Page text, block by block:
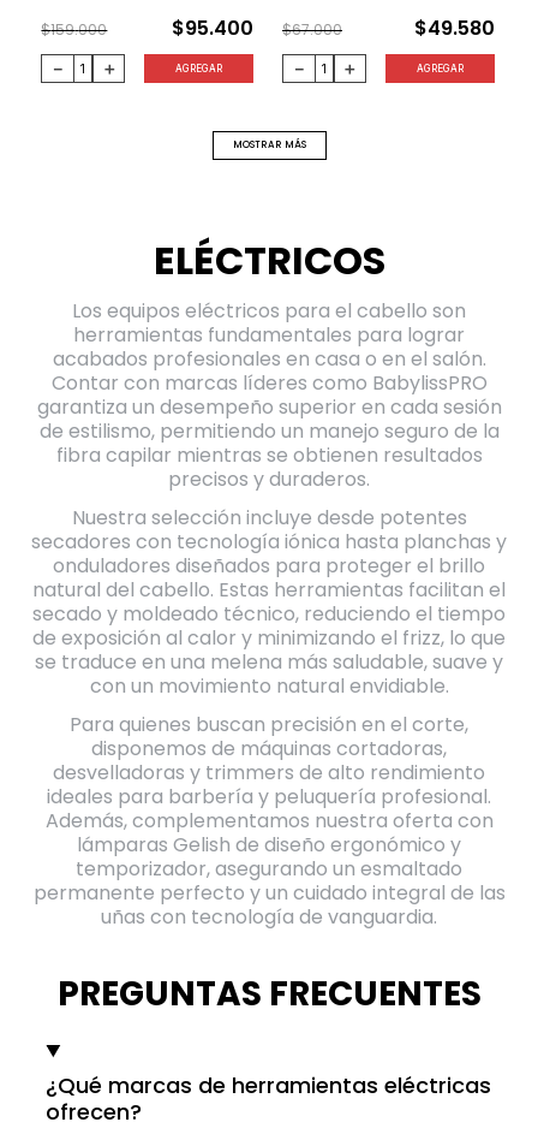
$159.000 $95.400
＋
－ AGREGAR
$67.000 $49.580
＋
－ AGREGAR
MOSTRAR MÁS
ELÉCTRICOS
Los equipos eléctricos para el cabello son
herramientas fundamentales para lograr
acabados profesionales en casa o en el salón.
Contar con marcas líderes como BabylissPRO
garantiza un desempeño superior en cada sesión
de estilismo, permitiendo un manejo seguro de la
fibra capilar mientras se obtienen resultados
precisos y duraderos.
Nuestra selección incluye desde potentes
secadores con tecnología iónica hasta planchas y
onduladores diseñados para proteger el brillo
natural del cabello. Estas herramientas facilitan el
secado y moldeado técnico, reduciendo el tiempo
de exposición al calor y minimizando el frizz, lo que
se traduce en una melena más saludable, suave y
con un movimiento natural envidiable.
Para quienes buscan precisión en el corte,
disponemos de máquinas cortadoras,
desvelladoras y trimmers de alto rendimiento
ideales para barbería y peluquería profesional.
Además, complementamos nuestra oferta con
lámparas Gelish de diseño ergonómico y
temporizador, asegurando un esmaltado
permanente perfecto y un cuidado integral de las
uñas con tecnología de vanguardia.
PREGUNTAS FRECUENTES
¿Qué marcas de herramientas eléctricas
ofrecen?